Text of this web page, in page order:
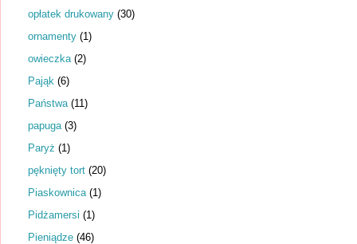
opłatek drukowany (30)
ornamenty (1)
owieczka (2)
Pająk (6)
Państwa (11)
papuga (3)
Paryż (1)
pęknięty tort (20)
Piaskownica (1)
Pidżamersi (1)
Pieniądze (46)